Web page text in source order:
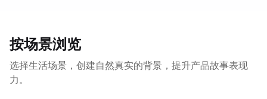
按场景浏览
选择生活场景，创建自然真实的背景，提升产品故事表现
力。